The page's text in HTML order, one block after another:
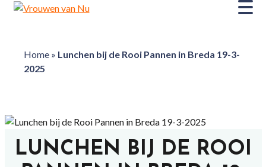
Home» Lunchen bij de Rooi Pannen in Breda 19-3-
2025
LUNCHEN BIJ DE ROOI